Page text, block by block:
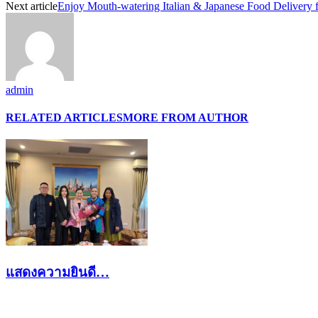
Next articleEnjoy Mouth-watering Italian & Japanese Food
admin
RELATED ARTICLESMORE FROM AUTHOR
แสดงความยินดี…